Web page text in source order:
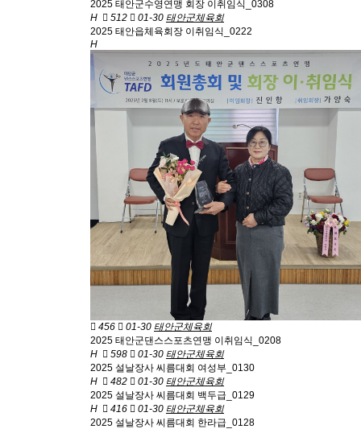
2025 태안군수영연맹 회장 이취임식_0308
H
512 01-30 태안군체육회
2025 태안읍체육회장 이취임식_0222
H
456 01-30 태안군체육회
2025 태안군댄스스포츠연맹 이취임식_0208
H
598 01-30 태안군체육회
2025 설날장사 씨름대회 여성부_0130
H
482 01-30 태안군체육회
2025 설날장사 씨름대회 백두급_0129
H
416 01-30 태안군체육회
2025 설날장사 씨름대회 한라급_0128